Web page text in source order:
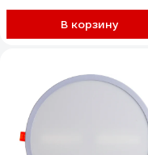
В корзину